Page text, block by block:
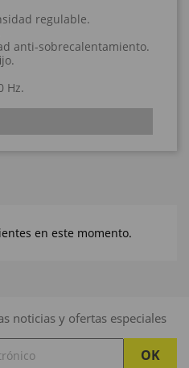
regulable.
anti-sobrecalentamiento.
Hz.
en este momento.
noticias y ofertas especiales